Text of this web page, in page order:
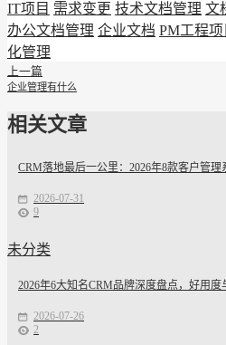
IT项目 需求变更 技术文档管理 文
办公文档管理 企业文档 PM工程项
化管理
上一篇
企业管理有什么
相关文章
CRM落地最后一公里：2026年8款客户管理
2026-07-31
9
未分类
2026年6大知名CRM品牌深度盘点，好用
2026-07-26
2